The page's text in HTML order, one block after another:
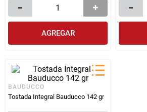
AGREGAR
BAUDUCCO
Tostada Integral Bauducco 142 gr